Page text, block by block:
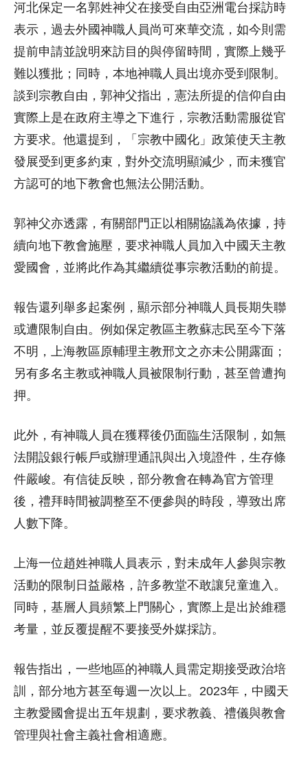
河北保定一名郭姓神父在接受自由亞洲電台採訪時
表示，過去外國神職人員尚可來華交流，如今則需
提前申請並說明來訪目的與停留時間，實際上幾乎
難以獲批；同時，本地神職人員出境亦受到限制。
談到宗教自由，郭神父指出，憲法所提的信仰自由
實際上是在政府主導之下進行，宗教活動需服從官
方要求。他還提到，「宗教中國化」政策使天主教
發展受到更多約束，對外交流明顯減少，而未獲官
方認可的地下教會也無法公開活動。
郭神父亦透露，有關部門正以相關協議為依據，持
續向地下教會施壓，要求神職人員加入中國天主教
愛國會，並將此作為其繼續從事宗教活動的前提。
報告還列舉多起案例，顯示部分神職人員長期失聯
或遭限制自由。例如保定教區主教蘇志民至今下落
不明，上海教區原輔理主教邢文之亦未公開露面；
另有多名主教或神職人員被限制行動，甚至曾遭拘
押。
此外，有神職人員在獲釋後仍面臨生活限制，如無
法開設銀行帳戶或辦理通訊與出入境證件，生存條
件嚴峻。有信徒反映，部分教會在轉為官方管理
後，禮拜時間被調整至不便參與的時段，導致出席
人數下降。
上海一位趙姓神職人員表示，對未成年人參與宗教
活動的限制日益嚴格，許多教堂不敢讓兒童進入。
同時，基層人員頻繁上門關心，實際上是出於維穩
考量，並反覆提醒不要接受外媒採訪。
報告指出，一些地區的神職人員需定期接受政治培
訓，部分地方甚至每週一次以上。2023年，中國天
主教愛國會提出五年規劃，要求教義、禮儀與教會
管理與社會主義社會相適應。